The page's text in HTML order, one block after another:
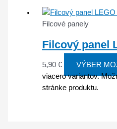
Filcové panely
Filcový panel
5,90€ VÝBER
viacero variantov.
stránke produktu.